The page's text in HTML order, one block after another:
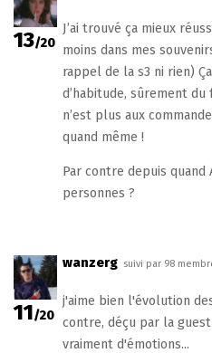
13/20
J’ai trouvé ça mieux
moins dans mes
rappel de la s3 ni rien)
d’habitude, sûrement du
n’est plus aux
quand même !
Par contre depuis quand
personnes ?
11/20
wanzerg suivi par 98
j'aime bien l'évolution
contre, déçu par la
vraiment d'émotions...